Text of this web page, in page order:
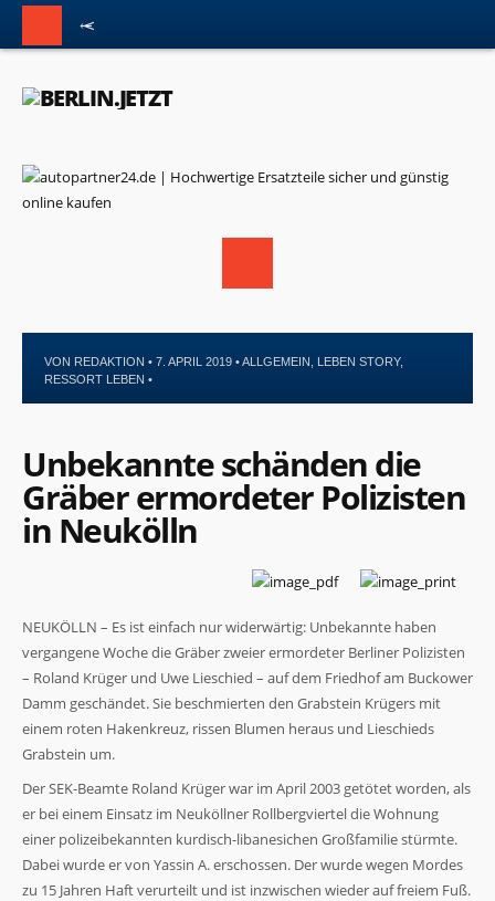
VON REDAKTION • 7. APRIL 2019 •ALLGEMEIN LEBEN STORY,
RESSORT LEBEN •
Unbekannte schänden die
Gräber ermordeter Polizisten
in Neukölln
NEUKÖLLN – Es ist einfach nur widerwärtig: Unbekannte haben
vergangene Woche die Gräber zweier ermordeter Berliner Polizisten
– Roland Krüger und Uwe Lieschied – auf dem Friedhof am Buckower
Damm geschändet. Sie beschmierten den Grabstein Krügers mit
einem roten Hakenkreuz, rissen Blumen heraus und Lieschieds
Grabstein um.
Der SEK-Beamte Roland Krüger war im April 2003 getötet worden, als
er bei einem Einsatz im Neuköllner Rollbergviertel die Wohnung
einer polizeibekannten kurdisch-libanesichen Großfamilie stürmte.
Dabei wurde er von Yassin A. erschossen. Der wurde wegen Mordes
zu 15 Jahren Haft verurteilt und ist inzwischen wieder auf freiem Fuß.